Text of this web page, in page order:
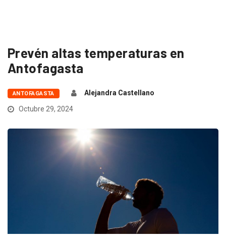
Prevén altas temperaturas en
Antofagasta
ANTOFAGASTA
Alejandra Castellano
Octubre 29, 2024